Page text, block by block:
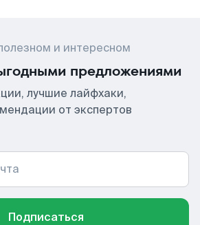
и интересном
предложениями
лучшие лайфхаки,
от экспертов
Подписаться